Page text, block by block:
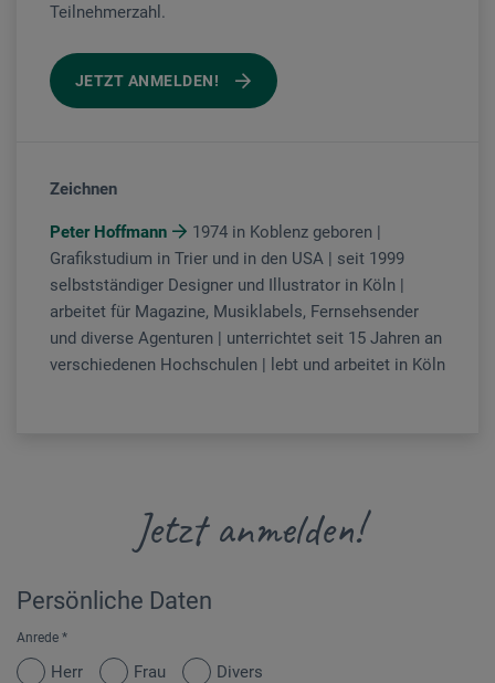
Teilnehmerzahl.
JETZT ANMELDEN!
Zeichnen
Peter Hoffmann
1974 in Koblenz geboren |
Grafikstudium in Trier und in den USA | seit 1999
selbstständiger Designer und Illustrator in Köln |
arbeitet für Magazine, Musiklabels, Fernsehsender
und diverse Agenturen | unterrichtet seit 15 Jahren an
verschiedenen Hochschulen | lebt und arbeitet in Köln
Jetzt anmelden!
Persönliche Daten
Anrede *
Herr Frau Divers